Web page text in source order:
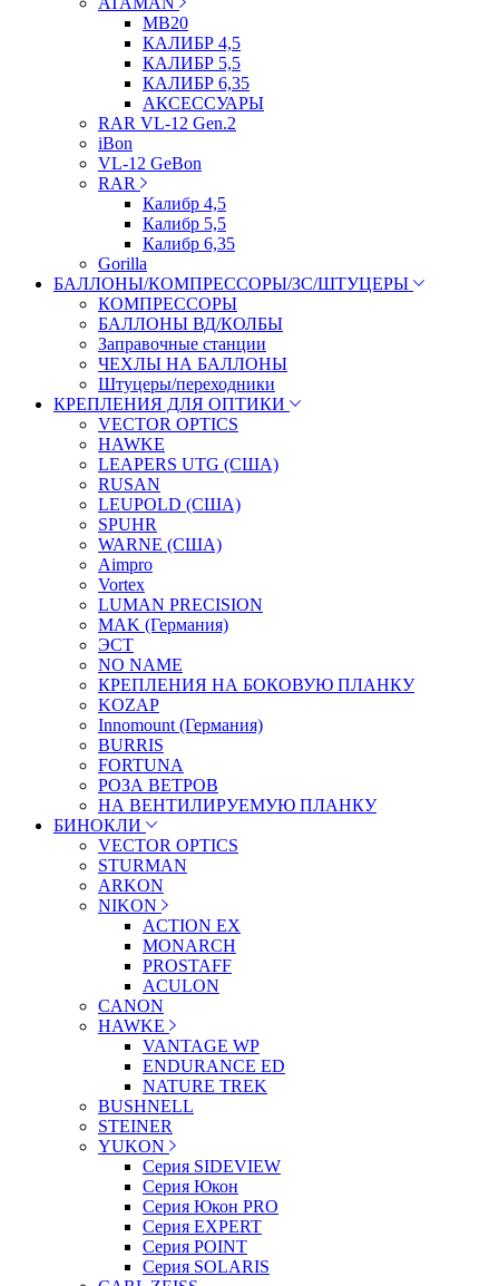
МВ20
КАЛИБР 4,5
КАЛИБР 5,5
КАЛИБР 6,35
АКСЕССУАРЫ
RAR VL-12 Gen.2
iBon
VL-12 GeBon
RAR
Калибр 4,5
Калибр 5,5
Калибр 6,35
Gorilla
БАЛЛОНЫ/КОМПРЕССОРЫ/ЗС/ШТУЦЕРЫ
КОМПРЕССОРЫ
БАЛЛОНЫ ВД/КОЛБЫ
Заправочные станции
ЧЕХЛЫ НА БАЛЛОНЫ
Штуцеры/переходники
КРЕПЛЕНИЯ ДЛЯ ОПТИКИ
VECTOR OPTICS
HAWKE
LEAPERS UTG (США)
RUSAN
LEUPOLD (США)
SPUHR
WARNE (США)
Aimpro
Vortex
LUMAN PRECISION
MAK (Германия)
ЭСТ
NO NAME
КРЕПЛЕНИЯ НА БОКОВУЮ ПЛАНКУ
KOZAP
Innomount (Германия)
BURRIS
FORTUNA
РОЗА ВЕТРОВ
НА ВЕНТИЛИРУЕМУЮ ПЛАНКУ
БИНОКЛИ
VECTOR OPTICS
STURMAN
ARKON
NIKON
ACTION EX
MONARCH
PROSTAFF
ACULON
CANON
HAWKE
VANTAGE WP
ENDURANCE ED
NATURE TREK
BUSHNELL
STEINER
YUKON
Серия SIDEVIEW
Серия Юкон
Серия Юкон PRO
Серия EXPERT
Серия POINT
Серия SOLARIS